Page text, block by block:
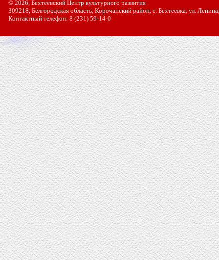
© 2026, Бехтеевский Центр культурного развития
309218, Белгородская область, Корочанский район, с. Бехтеевка, ул.
Контактный телефон: 8 (231) 59-14-0